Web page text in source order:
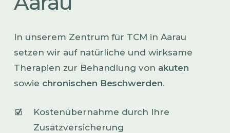
In unserem Zentrum für TCM in Aarau
setzen wir auf natürliche und wirksame
Therapien zur Behandlung von akuten
sowie chronischen Beschwerden.
Kostenübernahme durch Ihre
Zusatzversicherung